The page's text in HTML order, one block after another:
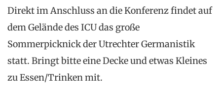
Direkt im Anschluss an die Konferenz findet auf
dem Gelände des ICU das große
Sommerpicknick der Utrechter Germanistik
statt. Bringt bitte eine Decke und etwas Kleines
zu Essen/Trinken mit.